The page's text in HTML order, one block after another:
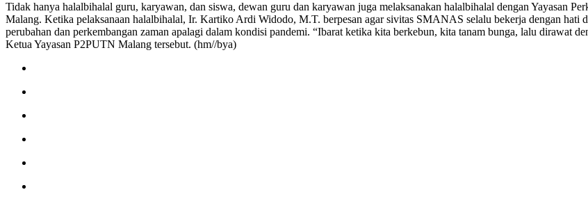
Tidak hanya halalbihalal guru, karyawan, dan siswa, dewan guru dan karyawan juga melaksanakan halalbihalal dengan Yayasan
Malang. Ketika pelaksanaan halalbihalal, Ir. Kartiko Ardi Widodo, M.T. berpesan agar sivitas SMANAS selalu bekerja dengan hati
perubahan dan perkembangan zaman apalagi dalam kondisi pandemi. “Ibarat ketika kita berkebun, kita tanam bunga, lalu dirawat
Ketua Yayasan P2PUTN Malang tersebut. (hm//bya)